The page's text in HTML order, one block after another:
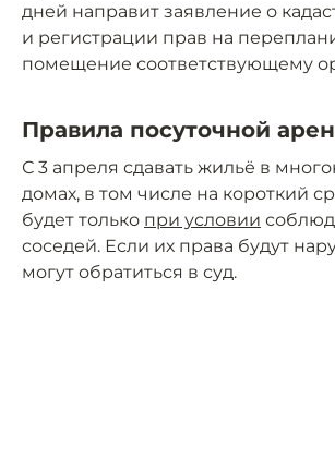
дней направит заявление о
и регистрации прав на
помещение соответствующему
Правила посуточной
С 3 апреля сдавать жильё в
домах, в том числе на короткий
будет только при условии
соседей. Если их права будут
могут обратиться в суд.